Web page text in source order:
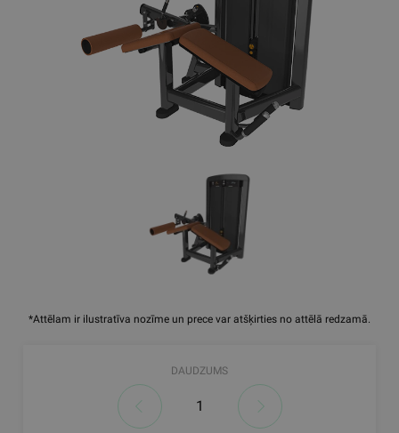
*Attēlam ir ilustratīva nozīme un prece var atšķirties no attēlā redzamā.
DAUDZUMS